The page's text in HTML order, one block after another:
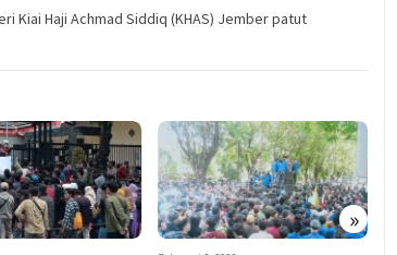
Kiai Haji Achmad Siddiq (KHAS) Jember patut
»